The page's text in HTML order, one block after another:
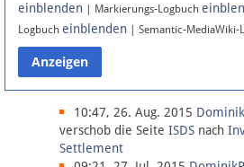
Anmelden
Datenschutz
Über Lobbypedia
Impressum
einblenden | Markierungs-Logbuch
Logbuch einblenden | Semantic-MediaWiki-
10:47, 26. Aug. 2015
verschob die Seite ISDS nach
Settlement